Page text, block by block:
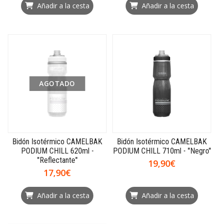
Añadir a la cesta Añadir a la cesta
AGOTADO
Bidón Isotérmico CAMELBAK
PODIUM CHILL 620ml -
"Reflectante"
17,90€
Añadir a la cesta
Bidón Isotérmico CAMELBAK
PODIUM CHILL 710ml - "Negro"
19,90€
Añadir a la cesta